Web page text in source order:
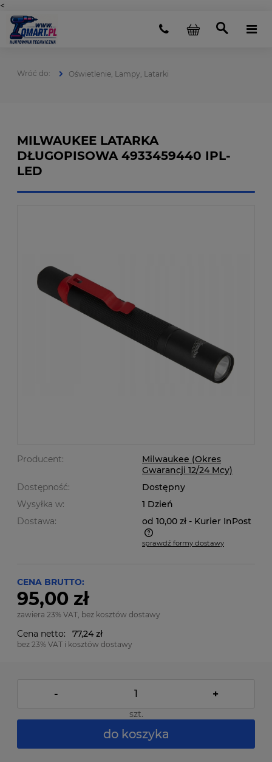
<
Oświetlenie, Lampy, Latarki
MILWAUKEE LATARKA
DŁUGOPISOWA 4933459440 IPL-
LED
Producent:
Milwaukee (Okres
Gwarancji 12/24 Mcy)
Dostępność:
Dostępny
Wysyłka w:
1 Dzień
Dostawa:
od 10,00 zł - Kurier InPost
Cena nie zawiera ewentualnych kosztów płatności
sprawdź formy dostawy
CENA BRUTTO:
95,00 zł
zawiera 23% VAT, bez kosztów dostawy
Cena netto: 77,24 zł
bez 23% VAT i kosztów dostawy
- +
szt.
do koszyka